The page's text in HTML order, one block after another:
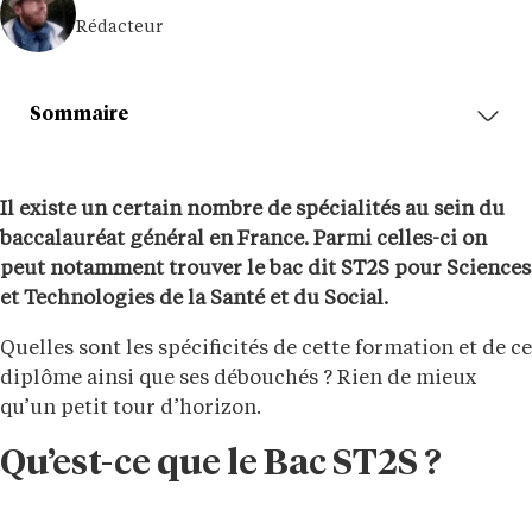
Rédacteur
Il existe un certain nombre de spécialités au sein du
baccalauréat général en France. Parmi celles-ci on
peut notamment trouver le bac dit ST2S pour Sciences
et Technologies de la Santé et du Social.
Quelles sont les spécificités de cette formation et de ce
diplôme ainsi que ses débouchés ? Rien de mieux
qu’un petit tour d’horizon.
Qu’est-ce que le Bac ST2S ?
Sommaire